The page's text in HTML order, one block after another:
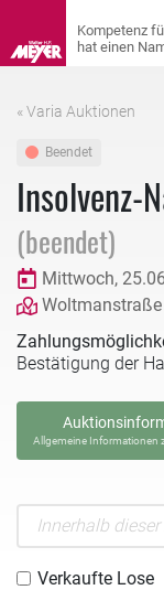
« Varia Auktionen
Beendet
Insolvenz-
(beendet)
Mittwoch,
Bestätigung der
Allgemeine Informationen
Verkaufte Lose